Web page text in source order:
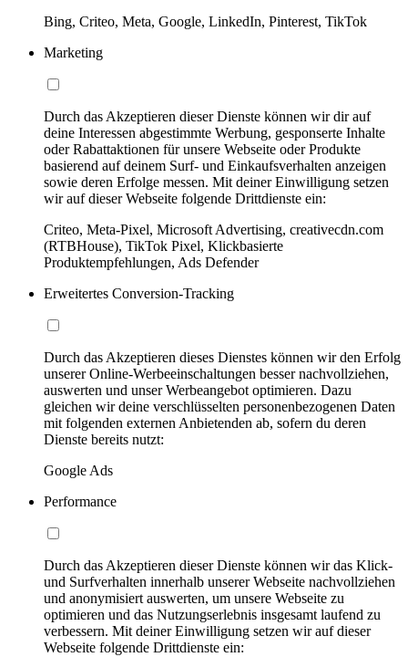
Bing, Criteo, Meta, Google, LinkedIn, Pinterest, TikTok
Marketing
Durch das Akzeptieren dieser Dienste können wir dir auf
deine Interessen abgestimmte Werbung, gesponserte Inhalte
oder Rabattaktionen für unsere Webseite oder Produkte
basierend auf deinem Surf- und Einkaufsverhalten anzeigen
sowie deren Erfolge messen. Mit deiner Einwilligung setzen
wir auf dieser Webseite folgende Drittdienste ein:
Criteo, Meta-Pixel, Microsoft Advertising, creativecdn.com
(RTBHouse), TikTok Pixel, Klickbasierte
Produktempfehlungen, Ads Defender
Erweitertes Conversion-Tracking
Durch das Akzeptieren dieses Dienstes können wir den Erfolg
unserer Online-Werbeeinschaltungen besser nachvollziehen,
auswerten und unser Werbeangebot optimieren. Dazu
gleichen wir deine verschlüsselten personenbezogenen Daten
mit folgenden externen Anbietenden ab, sofern du deren
Dienste bereits nutzt:
Google Ads
Performance
Durch das Akzeptieren dieser Dienste können wir das Klick-
und Surfverhalten innerhalb unserer Webseite nachvollziehen
und anonymisiert auswerten, um unsere Webseite zu
optimieren und das Nutzungserlebnis insgesamt laufend zu
verbessern. Mit deiner Einwilligung setzen wir auf dieser
Webseite folgende Drittdienste ein: